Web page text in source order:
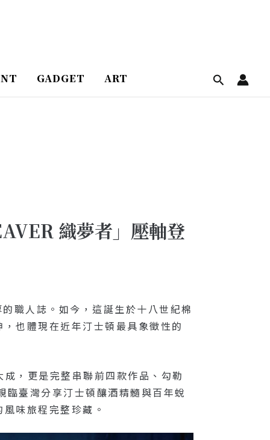
GADGET ART
織夢者」壓軸登
職人誌。如今，這誕生於十八世紀棉
也體現在近年汀士頓最具象徵性的
，更是完整串聯前四款作品、勾勒
臺灣分享汀士頓釀酒精髓與百年蛻
味旅程完整珍藏。